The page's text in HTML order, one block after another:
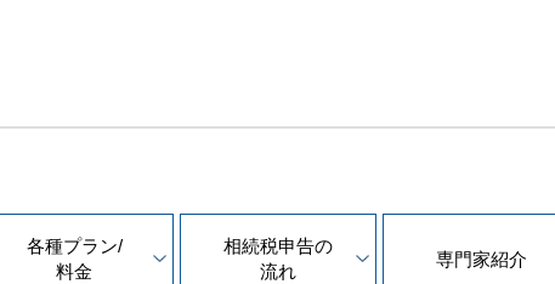
各種プラン/
料金
相続税申告の
流れ
専門家紹介